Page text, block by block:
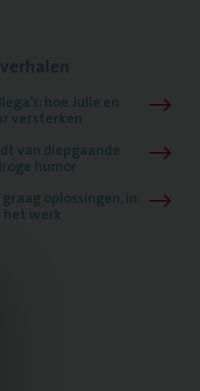
hoe Julie en
versterken
van diepgaande
humor
oplossingen, in
het werk